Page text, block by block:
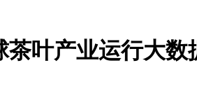
叶产业运行大